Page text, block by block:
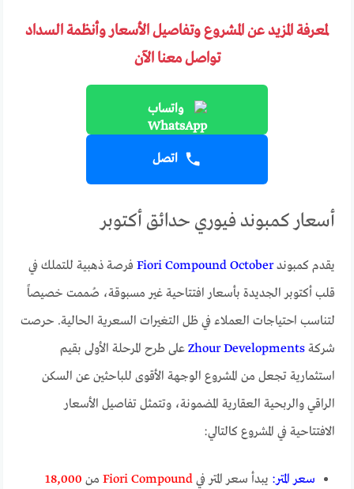
لمعرفة المزيد عن المشروع وتفاصيل الأسعار وأنظمة السداد
تواصل معنا الآن
واتساب
اتصل
أسعار كمبوند فيوري حدائق أكتوبر
يقدم كمبوندFiori Compound October فرصة ذهبية للتملك في
قلب أكتوبر الجديدة بأسعار افتتاحية غير مسبوقة، صُممت خصيصاً
لتناسب احتياجات العملاء في ظل التغيرات السعرية الحالية. حرصت
شركةZhour Developments على طرح المرحلة الأولى بقيم
استثمارية تجعل من المشروع الوجهة الأقوى للباحثين عن السكن
الراقي والربحية العقارية المضمونة، وتتمثل تفاصيل الأسعار
الافتتاحية في المشروع كالتالي:
سعر المتر: يبدأ سعر المتر فيFiori Compound من 18,000